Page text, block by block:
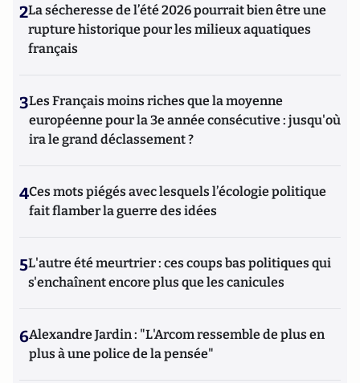
2La sécheresse de l’été 2026 pourrait bien être une
rupture historique pour les milieux aquatiques
français
3Les Français moins riches que la moyenne
européenne pour la 3e année consécutive : jusqu'où
ira le grand déclassement ?
4Ces mots piégés avec lesquels l’écologie politique
fait flamber la guerre des idées
5L'autre été meurtrier : ces coups bas politiques qui
s'enchaînent encore plus que les canicules
6Alexandre Jardin : "L'Arcom ressemble de plus en
plus à une police de la pensée"